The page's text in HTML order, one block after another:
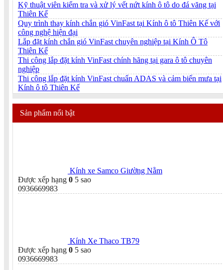
Kỹ thuật viên kiểm tra và xử lý vết nứt kính ô tô do đá văng tại
Thiên Kế
Quy trình thay kính chắn gió VinFast tại Kính ô tô Thiên Kế với
công nghệ hiện đại
Lắp đặt kính chắn gió VinFast chuyên nghiệp tại Kính Ô Tô
Thiên Kế
Thi công lắp đặt kính VinFast chính hãng tại gara ô tô chuyên
nghiệp
Thi công lắp đặt kính VinFast chuẩn ADAS và cảm biến mưa tại
Kính ô tô Thiên Kế
Sản phẩm nổi bật
Kính xe Samco Giường Nằm
Được xếp hạng 0 5 sao
0936669983
Kính Xe Thaco TB79
Được xếp hạng 0 5 sao
0936669983